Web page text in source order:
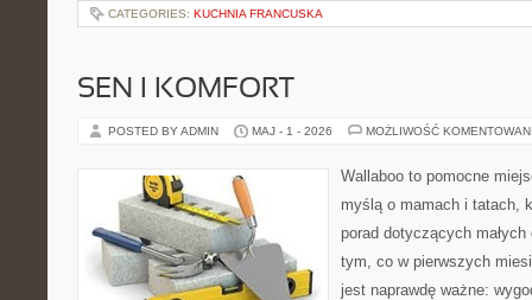
CATEGORIES: KUCHNIA FRANCUSKA
SEN I KOMFORT
POSTED BY ADMIN MAJ - 1 - 2026 MOŻLIWOŚĆ
Wallaboo to pomocne
myślą o mamach i tatach,
porad dotyczących
tym, co w pierwszych
jest naprawdę ważne: